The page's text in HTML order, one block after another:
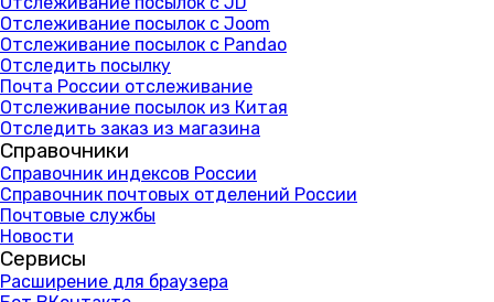
Отслеживание посылок с Joom
Отслеживание посылок с Pandao
Отследить посылку
Почта России отслеживание
Отслеживание посылок из Китая
Отследить заказ из магазина
Справочники
Справочник индексов России
Справочник почтовых отделений России
Почтовые службы
Новости
Сервисы
Расширение для браузера